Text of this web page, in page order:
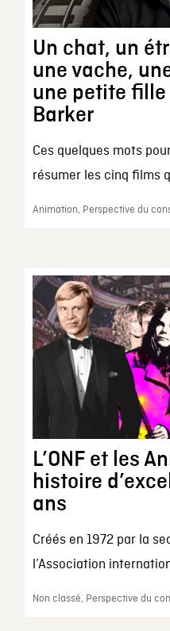
Un chat, un
une vache,
une petite fille
Barker
Ces quelques mots
résumer les cinq films
Animation, Perspective du
L’ONF et les
histoire
ans
Créés en 1972 par la
l’Association
Non classé, Perspective du